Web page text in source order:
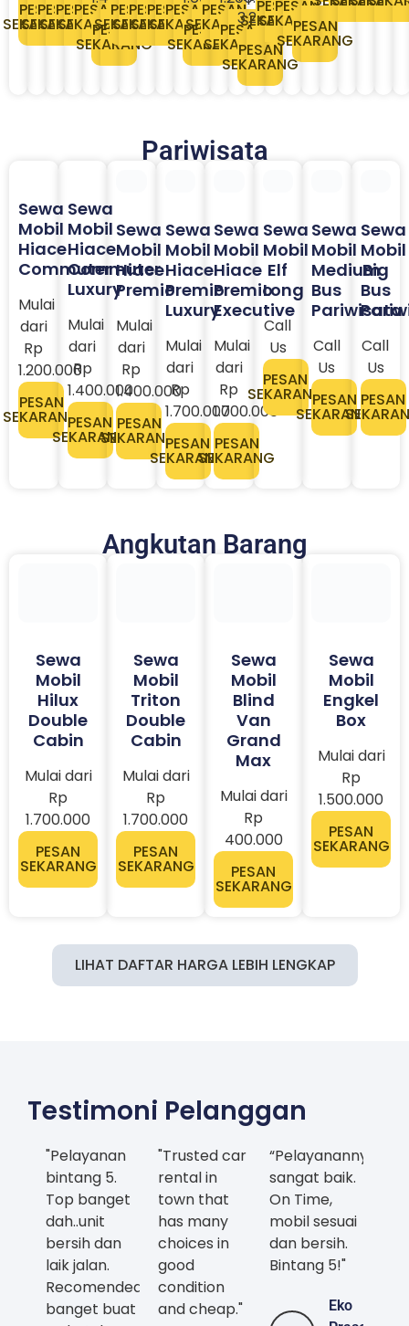
PESAN
SEKARANG
PESAN
SEKARANG
PESAN
SEKARANG
PESAN
SEKARANG
PESAN
SEKARANG
PESAN
SEKARANG
PESAN
SEKARANG
PESAN
SEKARANG
PESAN
SEKARANG
PESAN
SEKARANG
PESAN
SEKARANG
PESAN
SEKARANG
3.200.000​
PESAN
SEKARANG
PESAN
SEKARANG
PESAN
SEKARANG
PESAN
SEKARANG
Pariwisata
Sewa
Mobil
Hiace
Commuter
Mulai
dari
Rp
1.200.000
PESAN
SEKARANG
Sewa
Mobil
Hiace
Commuter
Luxury
Mulai
dari
Rp
1.400.000
PESAN
SEKARANG
Mobil
Hiace
Premio
Mulai
dari
Rp
1.400.000
PESAN
SEKARANG
Mobil
Hiace
Premio
Luxury
dari
Rp
1.700.000
PESAN
SEKARANG
Mobil
Hiace
Premio
Executive
Mulai
dari
Rp
1.700.000
PESAN
SEKARANG
Mobil
Elf
Long
Call
Us
PESAN
SEKARANG
Mobil
Medium
Bus
Pariwisata
Us
PESAN
SEKARANG
Mobil
Big
Bus
Us
PESAN
Cabin
Mulai dari
Rp
1.700.000
PESAN
SEKARANG
Cabin
Mulai dari
Rp
1.700.000
PESAN
SEKARANG
Grand
Max
Mulai dari
Rp
400.000
PESAN
SEKARANG
Mulai dari
Rp
1.500.000
PESAN
SEKARANG
LIHAT DAFTAR HARGA LEBIH LENGKAP
bintang 5.
Top banget
bersih dan
laik jalan.
Recomended
banget buat
yg butuh
rental
mobil..."
rental in
town that
choices in
good
condition
and cheap."
Danang
Sewa Mobil
Lepas Kunci
On Time,
dan bersih.
Bintang 5!"
Eko
Prasetya
Sewa
Wedding Car